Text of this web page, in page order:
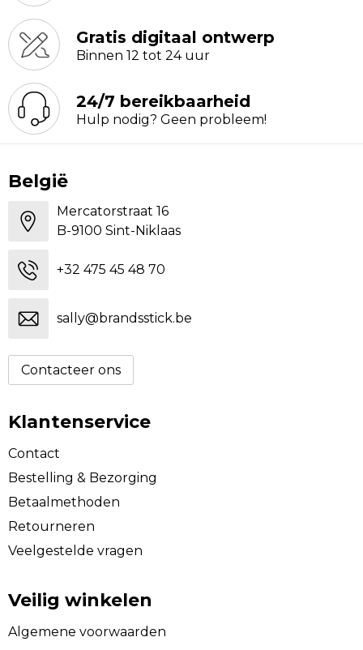
Gratis digitaal ontwerp
Binnen 12 tot 24 uur
24/7 bereikbaarheid
Hulp nodig? Geen probleem!
België
Mercatorstraat 16
B-9100 Sint-Niklaas
+32 475 45 48 70
sally@brandsstick.be
Contacteer ons
Klantenservice
Contact
Bestelling & Bezorging
Betaalmethoden
Retourneren
Veelgestelde vragen
Veilig winkelen
Algemene voorwaarden